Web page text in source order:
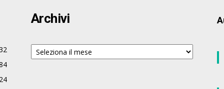
Archivi
Archivi